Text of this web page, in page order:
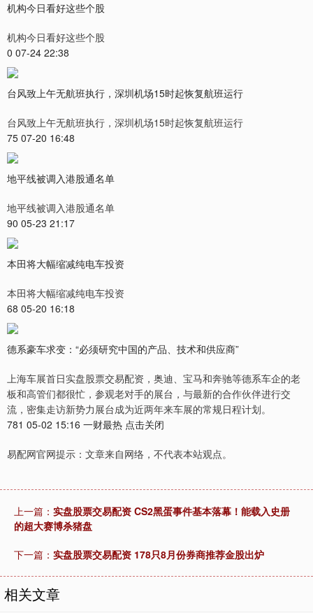
机构今日看好这些个股
机构今日看好这些个股
0 07-24 22:38
台风致上午无航班执行，深圳机场15时起恢复航班运行
台风致上午无航班执行，深圳机场15时起恢复航班运行
75 07-20 16:48
地平线被调入港股通名单
地平线被调入港股通名单
90 05-23 21:17
本田将大幅缩减纯电车投资
本田将大幅缩减纯电车投资
68 05-20 16:18
德系豪车求变：“必须研究中国的产品、技术和供应商”
上海车展首日实盘股票交易配资，奥迪、宝马和奔驰等德系车企的老
板和高管们都很忙，参观老对手的展台，与最新的合作伙伴进行交
流，密集走访新势力展台成为近两年来车展的常规日程计划。
781 05-02 15:16 一财最热 点击关闭
易配网官网提示：文章来自网络，不代表本站观点。
上一篇： 实盘股票交易配资 CS2黑蛋事件基本落幕！能载入史册
的超大赛博杀猪盘
下一篇： 实盘股票交易配资 178只8月份券商推荐金股出炉
相关文章